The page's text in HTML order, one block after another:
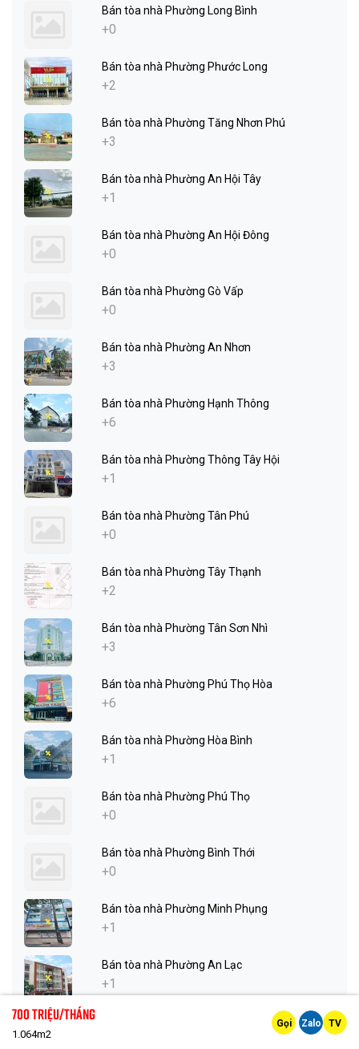
Bán tòa nhà Phường Long Bình
+0
Bán tòa nhà Phường Phước Long
+2
Bán tòa nhà Phường Tăng Nhơn Phú
+3
Bán tòa nhà Phường An Hội Tây
+1
Bán tòa nhà Phường An Hội Đông
+0
Bán tòa nhà Phường Gò Vấp
+0
Bán tòa nhà Phường An Nhơn
+3
Bán tòa nhà Phường Hạnh Thông
+6
Bán tòa nhà Phường Thông Tây Hội
+1
Bán tòa nhà Phường Tân Phú
+0
Bán tòa nhà Phường Tây Thạnh
+2
Bán tòa nhà Phường Tân Sơn Nhì
+3
Bán tòa nhà Phường Phú Thọ Hòa
+6
Bán tòa nhà Phường Hòa Bình
+1
Bán tòa nhà Phường Phú Thọ
+0
Bán tòa nhà Phường Bình Thới
+0
Bán tòa nhà Phường Minh Phụng
+1
Bán tòa nhà Phường An Lạc
+1
Bán tòa nhà Phường Bình Hưng Hòa
700 Triệu/tháng
1.064m2
Gọi Zalo TV